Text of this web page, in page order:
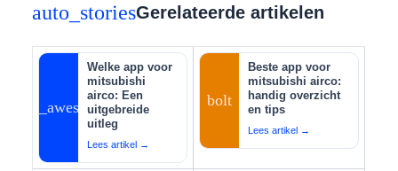
auto_storiesGerelateerde artikelen
auto_awesome
Welke app voor
mitsubishi
airco: Een
uitgebreide
uitleg
Lees artikel →
bolt
Beste app voor
mitsubishi airco:
handig overzicht
en tips
Lees artikel →